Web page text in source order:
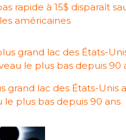
rapide à 15$ disparaît
américaines
grand lac des États-Unis
le plus bas depuis 90 ans